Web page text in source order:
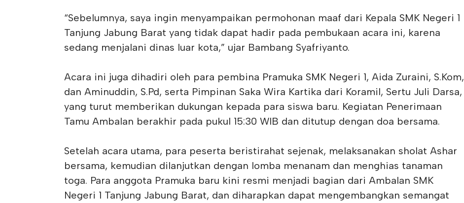
“Sebelumnya, saya ingin menyampaikan permohonan maaf dari Kepala SMK Negeri 1
Tanjung Jabung Barat yang tidak dapat hadir pada pembukaan acara ini, karena
sedang menjalani dinas luar kota,” ujar Bambang Syafriyanto.
Acara ini juga dihadiri oleh para pembina Pramuka SMK Negeri 1, Aida Zuraini, S.Kom,
dan Aminuddin, S.Pd, serta Pimpinan Saka Wira Kartika dari Koramil, Sertu Juli Darsa,
yang turut memberikan dukungan kepada para siswa baru. Kegiatan Penerimaan
Tamu Ambalan berakhir pada pukul 15:30 WIB dan ditutup dengan doa bersama.
Setelah acara utama, para peserta beristirahat sejenak, melaksanakan sholat Ashar
bersama, kemudian dilanjutkan dengan lomba menanam dan menghias tanaman
toga. Para anggota Pramuka baru kini resmi menjadi bagian dari Ambalan SMK
Negeri 1 Tanjung Jabung Barat, dan diharapkan dapat mengembangkan semangat